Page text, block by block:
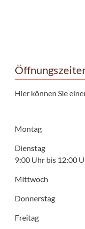
Hier können Sie
Montag
Dienstag
9:00 Uhr bis 12:00
Mittwoch
Donnerstag
Freitag